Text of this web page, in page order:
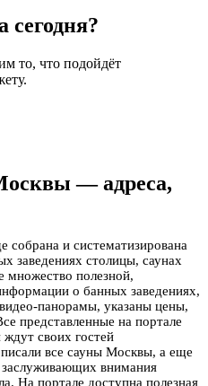
то, что подойдёт
— адреса,
и систематизирована
заведениях столицы, саунах
множество полезной,
о банных заведениях,
панорамы, указаны цены,
представленные на портале
своих гостей
все сауны Москвы, а еще
внимания
На портале доступна полезная